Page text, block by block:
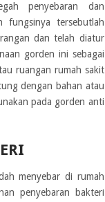
penyebaran dan
fungsinya tersebutlah
dan telah diatur
gorden ini sebagai
ruangan rumah sakit
dengan bahan atau
pada gorden anti
menyebar di rumah
penyebaran bakteri